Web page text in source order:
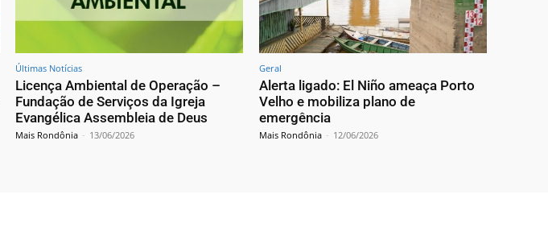
Últimas Notícias
Licença Ambiental de Operação –
Fundação de Serviços da Igreja
Evangélica Assembleia de Deus
Mais Rondônia - 13/06/2026
Geral
Alerta ligado: El Niño ameaça Porto
Velho e mobiliza plano de
emergência
Mais Rondônia - 12/06/2026